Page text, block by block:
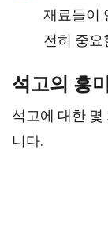
재료들이
전히 중요
석고의 흥
석고에 대한
니다.